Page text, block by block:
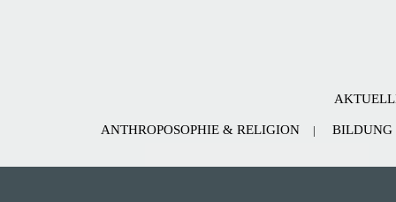
ANTHROPOSOPHIE & RELIGION
BILDUNG